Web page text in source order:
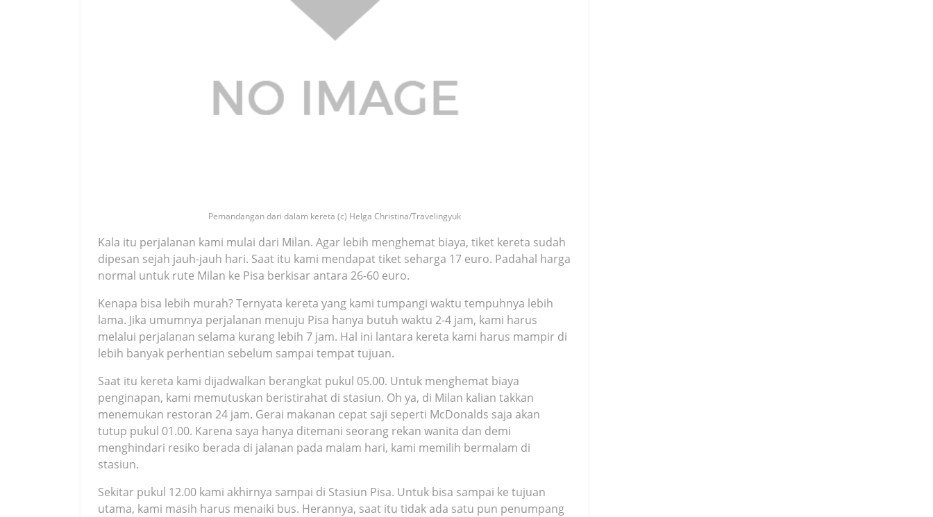
Pemandangan dari dalam kereta (c) Helga Christina/Travelingyuk
Kala itu perjalanan kami mulai dari Milan. Agar lebih menghemat biaya, tiket kereta sudah
dipesan sejah jauh-jauh hari. Saat itu kami mendapat tiket seharga 17 euro. Padahal harga
normal untuk rute Milan ke Pisa berkisar antara 26-60 euro.
Kenapa bisa lebih murah? Ternyata kereta yang kami tumpangi waktu tempuhnya lebih
lama. Jika umumnya perjalanan menuju Pisa hanya butuh waktu 2-4 jam, kami harus
melalui perjalanan selama kurang lebih 7 jam. Hal ini lantara kereta kami harus mampir di
lebih banyak perhentian sebelum sampai tempat tujuan.
Saat itu kereta kami dijadwalkan berangkat pukul 05.00. Untuk menghemat biaya
penginapan, kami memutuskan beristirahat di stasiun. Oh ya, di Milan kalian takkan
menemukan restoran 24 jam. Gerai makanan cepat saji seperti McDonalds saja akan
tutup pukul 01.00. Karena saya hanya ditemani seorang rekan wanita dan demi
menghindari resiko berada di jalanan pada malam hari, kami memilih bermalam di
stasiun.
Sekitar pukul 12.00 kami akhirnya sampai di Stasiun Pisa. Untuk bisa sampai ke tujuan
utama, kami masih harus menaiki bus. Herannya, saat itu tidak ada satu pun penumpang